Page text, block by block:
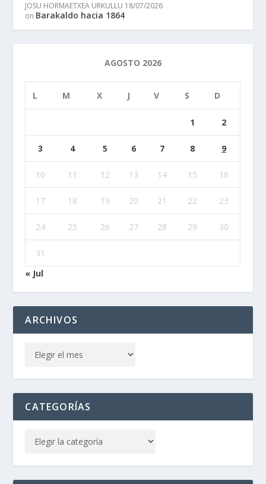
JOSU HORMAETXEA URKULLU 18/07/2026
on Barakaldo hacia 1864
AGOSTO 2026
L M X J V S D
1 2
3 4 5 6 7 8 9
10 11 12 13 14 15 16
17 18 19 20 21 22 23
24 25 26 27 28 29 30
31
« Jul
ARCHIVOS
CATEGORÍAS